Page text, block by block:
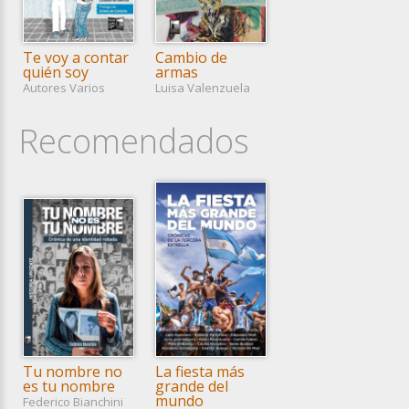
Te voy a contar
quién soy
Autores Varios
Cambio de
armas
Luisa Valenzuela
Dijimos Nunca
Más
Autores Varios
Orgullo
Mabel Bellucci
Recomendados
Tu nombre no
es tu nombre
Federico Bianchini
La fiesta más
grande del
mundo